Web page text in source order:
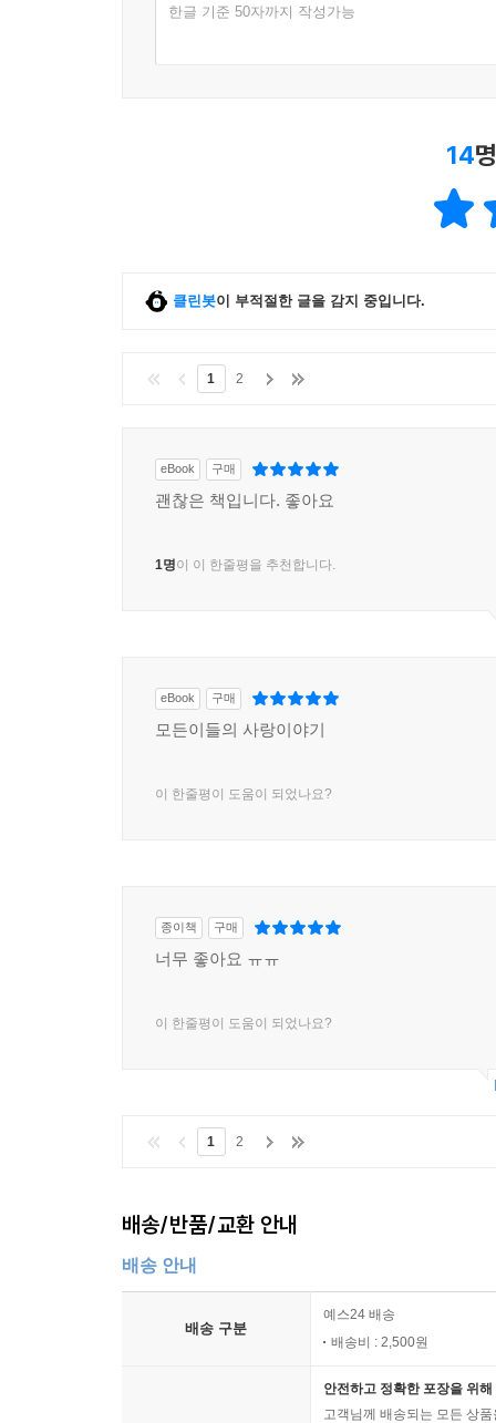
한글 기준 50자까지 작성가능
14
클린봇이 부적절한 글을 감지 중입니다.
1 2
eBook 구매
괜찮은 책입니다. 좋아요
1명이 이 한줄평을 추천합니다.
eBook 구매
모든이들의 사랑이야기
이 한줄평이 도움이 되었나요?
종이책 구매
너무 좋아요 ㅠㅠ
이 한줄평이 도움이 되었나요?
1 2
배송/반품/교환 안내
배송 안내
배송 구분
예스24 배송
배송비 : 2,500원
안전하고 정확한 포장을 위
고객님께 배송되는 모든 상